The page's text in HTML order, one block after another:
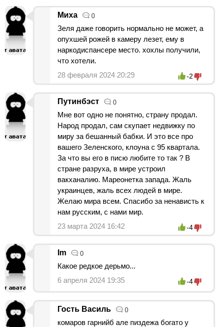
Миха 0
Зеля даже говорить нормально не может, а
опухшей рожей в камеру лезет, ему в
наркодиспансере место. хохлы получили,
что хотели.
28 февраля 2024 20:29
-2
Путинбэст 0
Мне вот одно не понятно, страну продал.
Народ продал, сам скупает недвижку по
миру за бешанный бабки. И это все про
вашего Зеленского, клоуна с 95 квартала.
За что вы его в писю любите то так ? В
стране разруха, в мире устроил
вакханалию. Мареонетка запада. Жаль
украинцев, жаль всех людей в мире.
Желаю мира всем. Спасибо за ненависть к
нам русским, с нами мир.
23 марта 2024 16:42
-4
Im 0
Какое редкое дерьмо...
6 апреля 2024 19:35
-4
Гость Василь 0
комаров гарнийб але пиздежа богато у